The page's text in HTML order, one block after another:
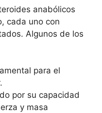
anabólicos
cada uno con
Algunos de los
para el
por su capacidad
y masa